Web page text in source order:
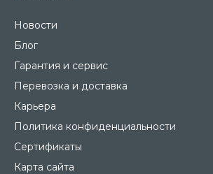
Новости
Блог
Гарантия и сервис
Перевозка и доставка
Карьера
Политика конфиденциальности
Сертификаты
Карта сайта